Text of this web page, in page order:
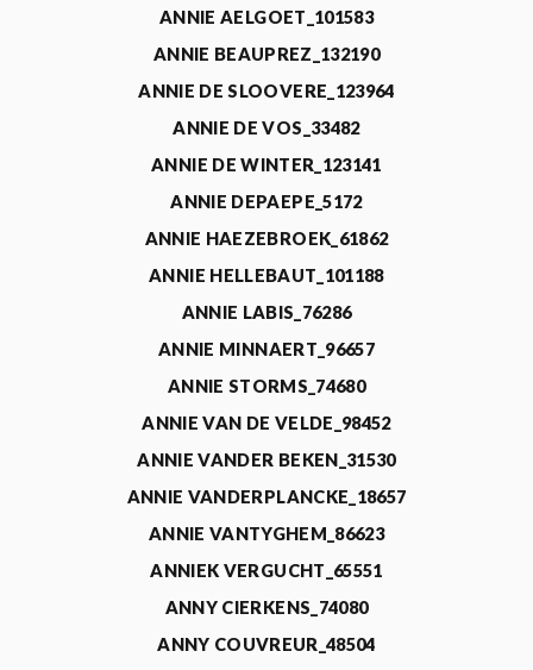
ANNIE AELGOET_101583
ANNIE BEAUPREZ_132190
ANNIE DE SLOOVERE_123964
ANNIE DE VOS_33482
ANNIE DE WINTER_123141
ANNIE DEPAEPE_5172
ANNIE HAEZEBROEK_61862
ANNIE HELLEBAUT_101188
ANNIE LABIS_76286
ANNIE MINNAERT_96657
ANNIE STORMS_74680
ANNIE VAN DE VELDE_98452
ANNIE VANDER BEKEN_31530
ANNIE VANDERPLANCKE_18657
ANNIE VANTYGHEM_86623
ANNIEK VERGUCHT_65551
ANNY CIERKENS_74080
ANNY COUVREUR_48504